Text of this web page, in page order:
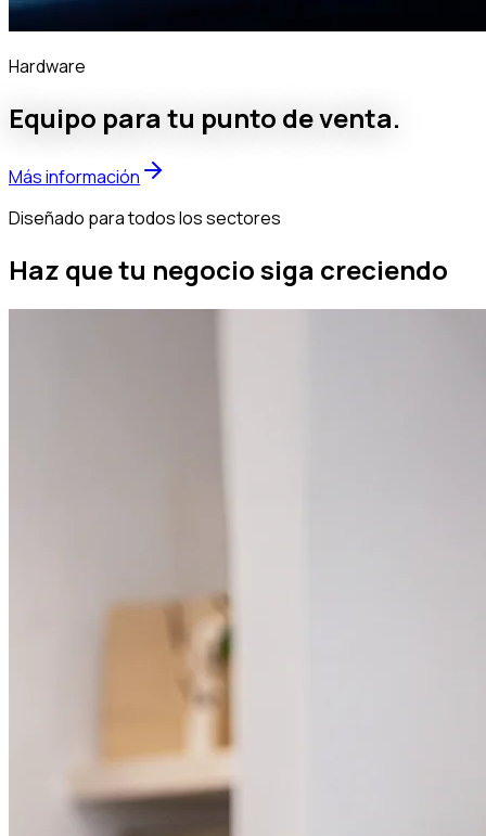
Hardware
Equipo para tu punto de venta.
Más información
Diseñado para todos los sectores
Haz que tu negocio siga creciendo